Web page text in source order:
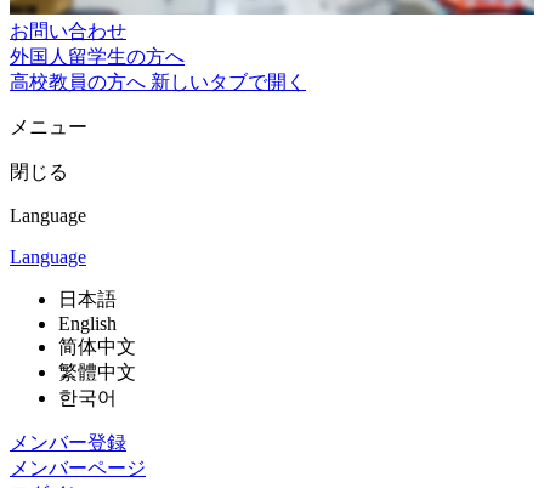
お問い合わせ
外国人留学生の方へ
高校教員の方へ 新しいタブで開く
メニュー
閉じる
Language
Language
日本語
English
简体中文
繁體中文
한국어
メンバー登録
メンバーページ